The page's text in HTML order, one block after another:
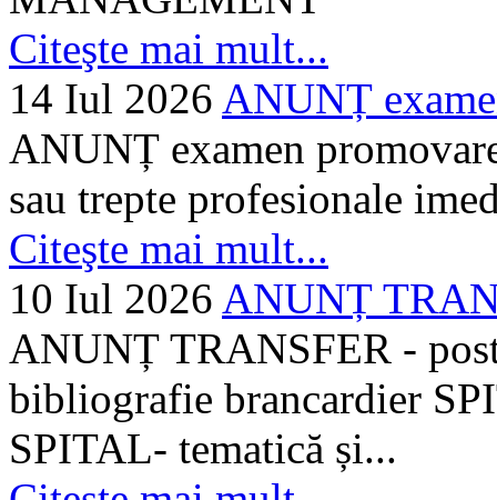
Citeşte mai mult...
14 Iul 2026 ANUNȚ
ANUNȚ examen
sau trepte profesionale
Citeşte mai mult...
10 Iul 2026 ANUNȚ
ANUNȚ TRANSFER -
bibliografie brancardier
SPITAL- tematică și...